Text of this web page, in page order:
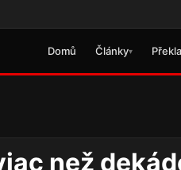
Domů Články▾
než